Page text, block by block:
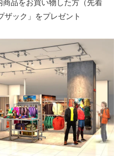
品をお買い物した方（先着
ザック」をプレゼント